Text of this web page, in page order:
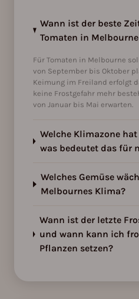
Wann ist der beste
Tomaten in
Für Tomaten in Melbourne
von September bis Oktober
Keimung im Freiland erfolgt
keine Frostgefahr mehr
von Januar bis Mai erwarten.
Welche Klimazone
was bedeutet das für
Welches Gemüse
Melbournes Klima?
Wann ist der letzte
und wann kann ich
Pflanzen setzen?